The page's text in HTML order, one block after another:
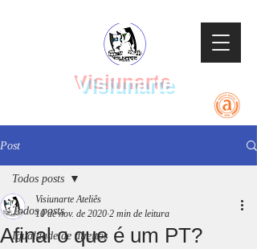
Visiunarte
Post
Todos posts
Igualdade de direitos
Todos posts
Afinal o que é um PT?
Visiunarte Ateliês
10 de nov. de 2020 2 min de leitura